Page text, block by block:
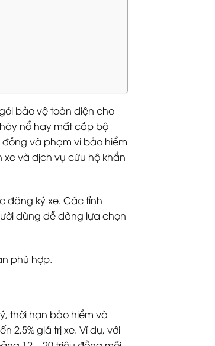
bảo vệ toàn diện cho
nổ hay mất cắp bộ
và phạm vi bảo hiểm
xe và dịch vụ cứu hộ khẩn
đăng ký xe. Các tỉnh
dùng dễ dàng lựa chọn
phù hợp.
thời hạn bảo hiểm và
2,5% giá trị xe. Ví dụ, với